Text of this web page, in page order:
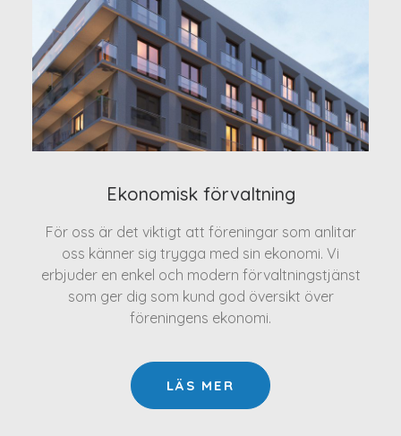
Ekonomisk förvaltning
För oss är det viktigt att föreningar som anlitar
oss känner sig trygga med sin ekonomi. Vi
erbjuder en enkel och modern förvaltningstjänst
som ger dig som kund god översikt över
föreningens ekonomi.
LÄS MER